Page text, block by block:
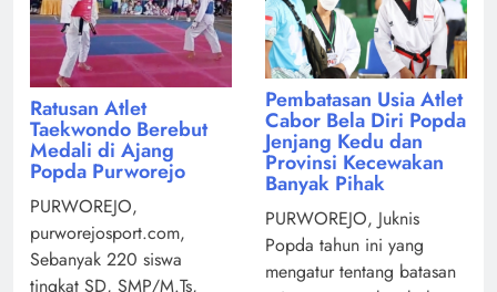
Ratusan Atlet
Taekwondo Berebut
Medali di Ajang
Popda Purworejo
PURWOREJO,
purworejosport.com,
Sebanyak 220 siswa
tingkat SD, SMP/M.Ts,
Pembatasan Usia Atlet
Cabor Bela Diri Popda
Jenjang Kedu dan
Provinsi Kecewakan
Banyak Pihak
PURWOREJO, Juknis
Popda tahun ini yang
mengatur tentang batasan